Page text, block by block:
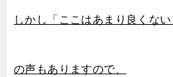
しかし「ここはあまり良くない
の声もありますので、